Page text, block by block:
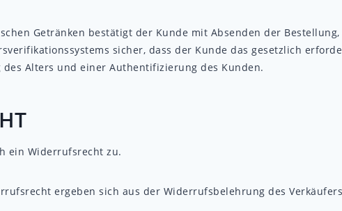
Getränken bestätigt der Kunde mit Absenden der
sicher, dass der Kunde das gesetzlich
Alters und einer Authentifizierung des Kunden.
ein Widerrufsrecht zu.
ergeben sich aus der Widerrufsbelehrung des